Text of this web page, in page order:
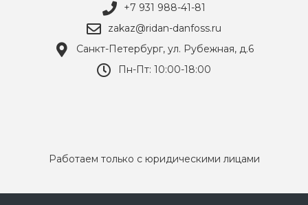
+7 931 988-41-81
zakaz@ridan-danfoss.ru
Санкт-Петербург, ул. Рубежная, д.6
Пн-Пт: 10:00-18:00
Работаем только с юридическими лицами